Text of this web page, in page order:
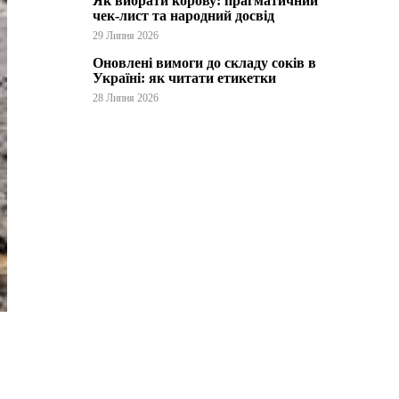
чек-лист та народний досвід
29 Липня 2026
Оновлені вимоги до складу соків в
Україні: як читати етикетки
28 Липня 2026